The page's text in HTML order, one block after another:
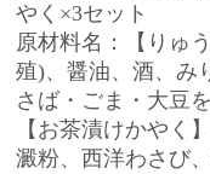
やく×3セット
原材料名：【りゅ
殖)、醤油、酒、み
さば・ごま・大豆を
【お茶漬けかやく
澱粉、西洋わさび